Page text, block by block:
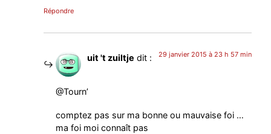
Répondre
uit 't zuiltje dit : 29 janvier 2015 à 23 h 57 min
@Tourn’
comptez pas sur ma bonne ou mauvaise foi …
ma foi moi connaît pas